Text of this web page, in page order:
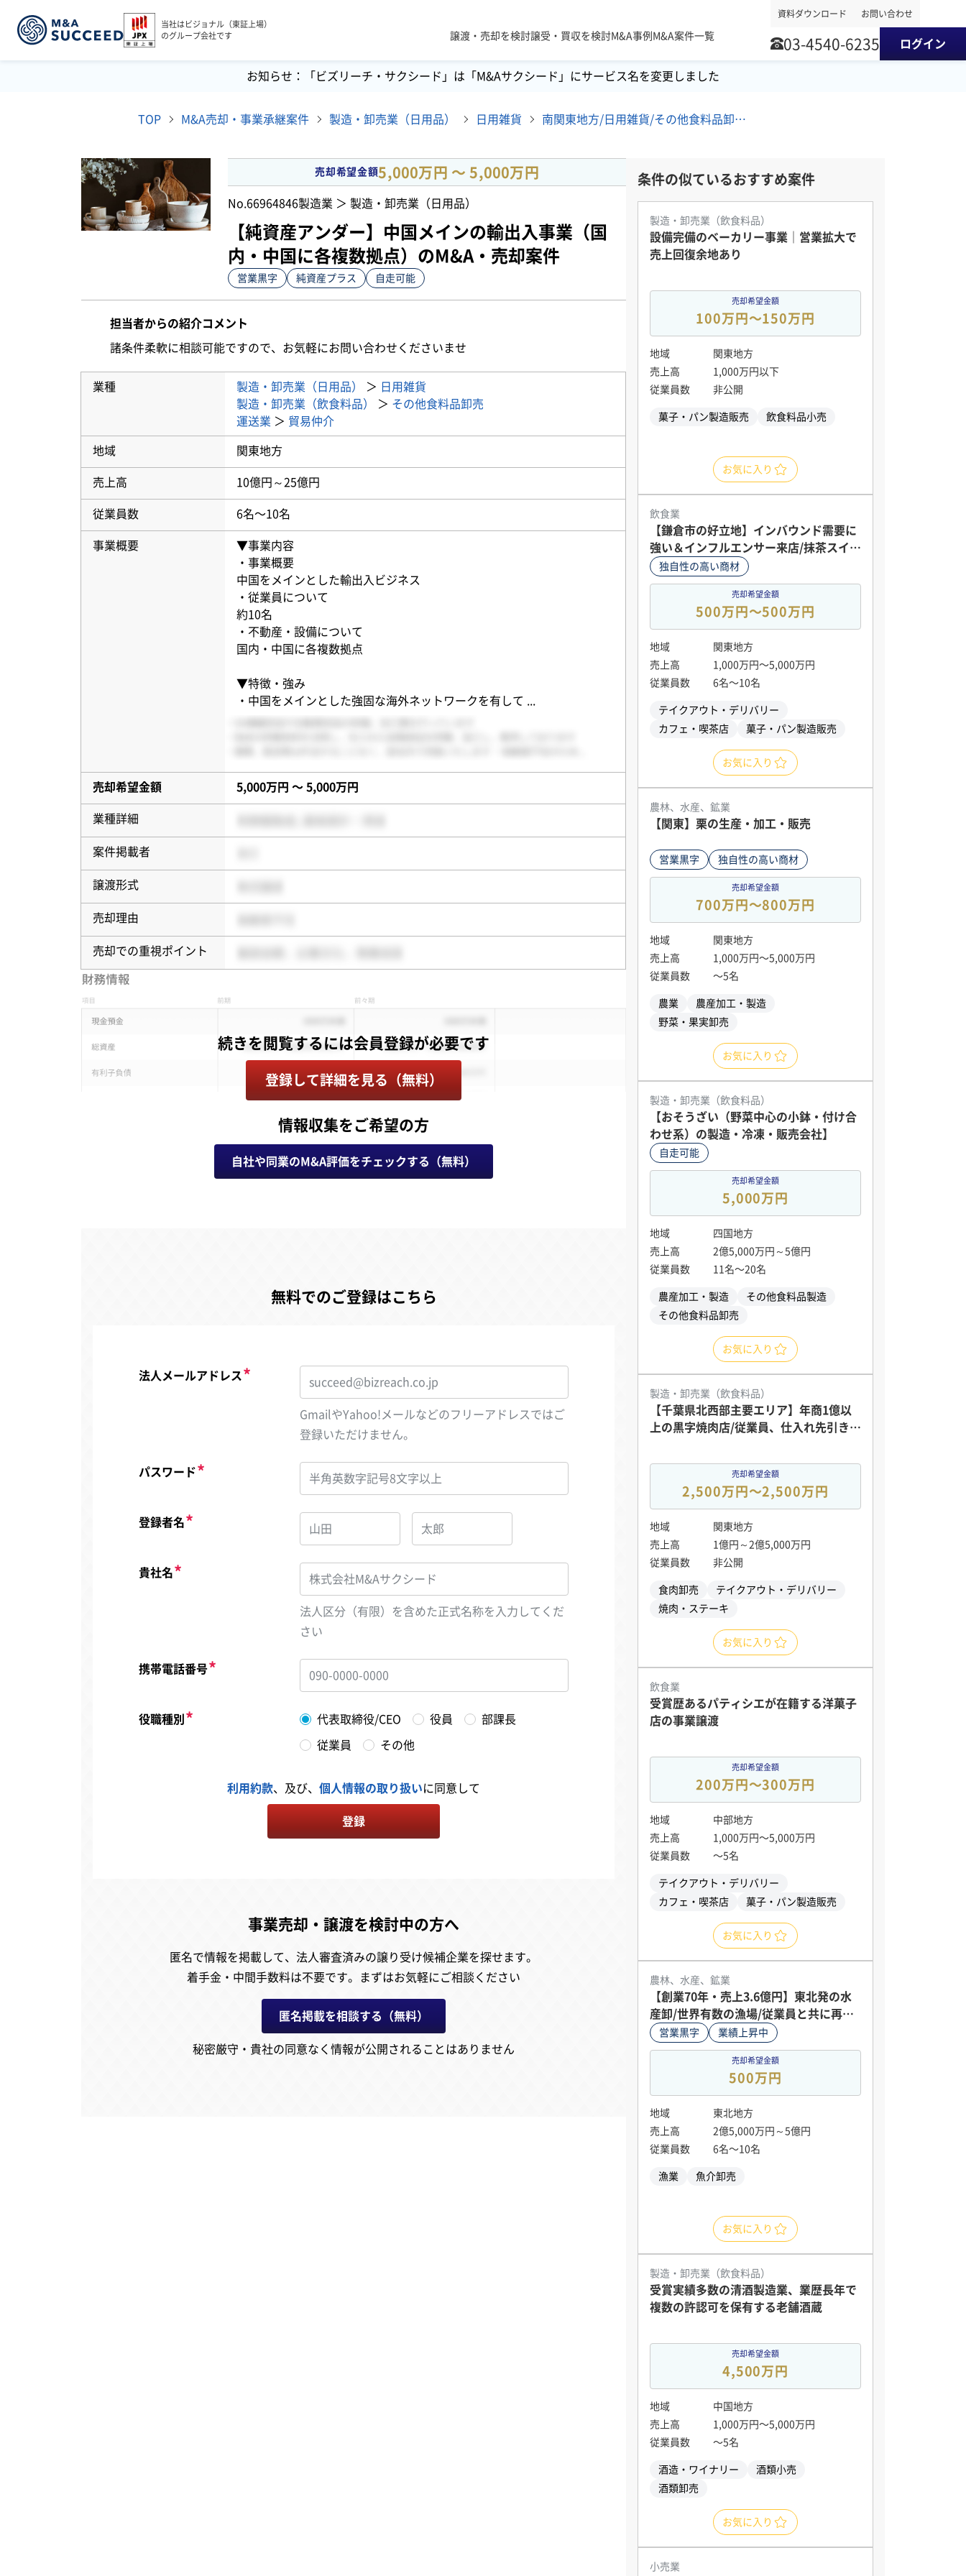
当社はビジョナル（東証上場）
のグループ会社です
譲渡・売却を検討譲受・買収を検討M&A事例 M&A案件一覧
資料ダウンロード お問い合わせ
03-4540-6235 ログイン
お知らせ：「ビズリーチ・サクシード」は「M&Aサクシード」にサービス名を変更しました
TOP M&A売却・事業承継案件 製造・卸売業（日用品） 日用雑貨 南関東地方/日用雑貨/その他食料品卸売/貿易仲介 M&A・事業譲渡案件
売却希望金額5,000万円 〜 5,000万円
No.66964846製造業 ＞ 製造・卸売業（日用品）
【純資産アンダー】中国メインの輸出入事業（国
内・中国に各複数拠点）のM&A・売却案件
営業黒字 純資産プラス 自走可能
担当者からの紹介コメント
諸条件柔軟に相談可能ですので、お気軽にお問い合わせくださいませ
業種 製造・卸売業（日用品） ＞
日用雑貨
製造・卸売業（飲食料品）
＞ その他食料品卸売
運送業 ＞ 貿易仲介
地域 関東地方
売上高 10億円～25億円
従業員数 6名〜10名
事業概要
▼事業内容
・事業概要
中国をメインとした輸出入ビジネス
・従業員について
約10名
・不動産・設備について
国内・中国に各複数拠点
▼特徴・強み
・中国をメインとした強固な海外ネットワークを有して
売却希望金額 5,000万円 〜 5,000万円
業種詳細
案件掲載者
譲渡形式
売却理由
売却での重視ポイント
登録して詳細を見る（無料）
情報収集をご希望の方
自社や同業のM&A評価をチェックする（無料）
無料でのご登録はこちら
法人メールアドレス
GmailやYahoo!メールなどのフリーアドレスではご
登録いただけません。
パスワード
登録者名
貴社名
法人区分（有限）を含めた正式名称を入力してくだ
さい
携帯電話番号
役職種別 代表取締役/CEO 役員 部課長
従業員 その他
利用約款、及び、 個人情報の取り扱いに同意して
登録
事業売却・譲渡を検討中の方へ
匿名で情報を掲載して、 法人審査済みの譲り受け候補企業を探せます。
着手金・中間手数料は不要です。
まずはお気軽にご相談ください
匿名掲載を相談する（無料）
秘密厳守・貴社の同意なく情報が公開されることはありません
条件の似ているおすすめ案件
製造・卸売業（飲食料品）
設備完備のベーカリー事業｜営業拡大で
売上回復余地あり
売却希望金額
100万円〜150万円
地域
関東地方
売上高
1,000万円以下
従業員数
非公開
菓子・パン製造販売 飲食料品小売
お気に入り
飲食業
【鎌倉市の好立地】インバウンド需要に
強い＆インフルエンサー来店/抹茶スイー
ツ店舗
独自性の高い商材
売却希望金額
500万円〜500万円
地域
関東地方
売上高
1,000万円〜5,000万円
従業員数
6名〜10名
テイクアウト・デリバリー
カフェ・喫茶店
菓子・パン製造販売
お気に入り
農林、水産、鉱業
【関東】栗の生産・加工・販売
営業黒字 独自性の高い商材
売却希望金額
700万円〜800万円
地域
関東地方
売上高
1,000万円〜5,000万円
従業員数
〜5名
農業
農産加工・製造
野菜・果実卸売
お気に入り
製造・卸売業（飲食料品）
【おそうざい（野菜中心の小鉢・付け合
わせ系）の製造・冷凍・販売会社】
自走可能
売却希望金額
5,000万円
地域
四国地方
売上高
2億5,000万円～5億円
従業員数
11名〜20名
農産加工・製造
その他食料品製造
その他食料品卸売
お気に入り
製造・卸売業（飲食料品）
【千葉県北西部主要エリア】年商1億以
上の黒字焼肉店/従業員、仕入れ先引き継
売却希望金額
2,500万円〜2,500万円
地域
関東地方
売上高
1億円～2億5,000万円
従業員数
非公開
食肉卸売
テイクアウト・デリバリー
焼肉・ステーキ
お気に入り
飲食業
受賞歴あるパティシエが在籍する洋菓子
店の事業譲渡
売却希望金額
200万円〜300万円
地域
中部地方
売上高
1,000万円〜5,000万円
従業員数
〜5名
テイクアウト・デリバリー
カフェ・喫茶店
菓子・パン製造販売
お気に入り
農林、水産、鉱業
【創業70年・売上3.6億円】東北発の水
産卸/世界有数の漁場/従業員と共に再出
発営業黒字 業績上昇中
売却希望金額
500万円
地域
東北地方
売上高
2億5,000万円～5億円
従業員数
6名〜10名
漁業 魚介卸売
お気に入り
製造・卸売業（飲食料品）
受賞実績多数の清酒製造業、業歴長年で
複数の許認可を保有する老舗酒蔵
売却希望金額
4,500万円
地域
中国地方
売上高
1,000万円〜5,000万円
従業員数
〜5名
酒造・ワイナリー
酒類小売
酒類卸売
お気に入り
小売業